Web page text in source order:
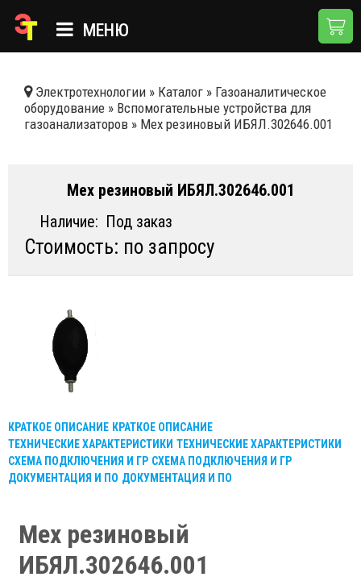
МЕНЮ
КАТАЛОГ
НОВОСТИ
ДОСТАВКА И ОПЛАТА
КОНТАКТЫ
Электротехнологии » Каталог » Газоаналитическое
оборудование » Вспомогательные устройства для
газоанализаторов » Мех резиновый ИБЯЛ.302646.001
Мех резиновый ИБЯЛ.302646.001
Наличие: Под заказ
Стоимость: по запросу
КРАТКОЕ ОПИСАНИЕ КРАТКОЕ ОПИСАНИЕ
ТЕХНИЧЕСКИЕ ХАРАКТЕРИСТИКИ ТЕХНИЧЕСКИЕ ХАРАКТЕРИСТИКИ
СХЕМА ПОДКЛЮЧЕНИЯ И ГР СХЕМА ПОДКЛЮЧЕНИЯ И ГР
ДОКУМЕНТАЦИЯ И ПО ДОКУМЕНТАЦИЯ И ПО
Мех резиновый
ИБЯЛ.302646.001